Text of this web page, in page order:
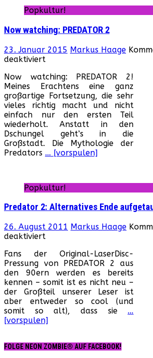
Popkultur!
Now watching: PREDATOR 2
23. Januar 2015 Markus Haage
deaktiviert
watching:
PREDATOR
2
Now watching: PREDATOR 2!
Meines Erachtens eine ganz
großartige Fortsetzung, die sehr
vieles richtig macht und nicht
einfach nur den ersten Teil
wiederholt. Anstatt in den
Dschungel geht’s in die
Großstadt. Die Mythologie der
Predators … [vorspulen]
Popkultur!
Predator 2: Alternatives Ende
26. August 2011 Markus Haage
deaktiviertfür
2:
Alternatives
Ende
aufgetaucht…
Fans der Original-LaserDisc-
Pressung von PREDATOR 2 aus
den 90ern werden es bereits
kennen – somit ist es nicht neu –
der Großteil unserer Leser ist
aber entweder so cool (und
somit so alt), dass sie …
[vorspulen]
FOLGE NEON ZOMBIE® AUF FACEBOOK!